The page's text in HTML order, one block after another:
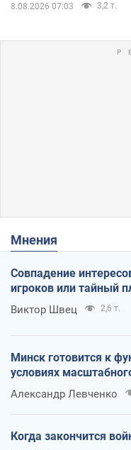
8.08.2026 07:03 3,2 т.
Мнения
Совпадение
игроков или тайный
Виктор Швец 2,6 т.
Минск готовится к
условиях
Александр Левченко
Когда закончится